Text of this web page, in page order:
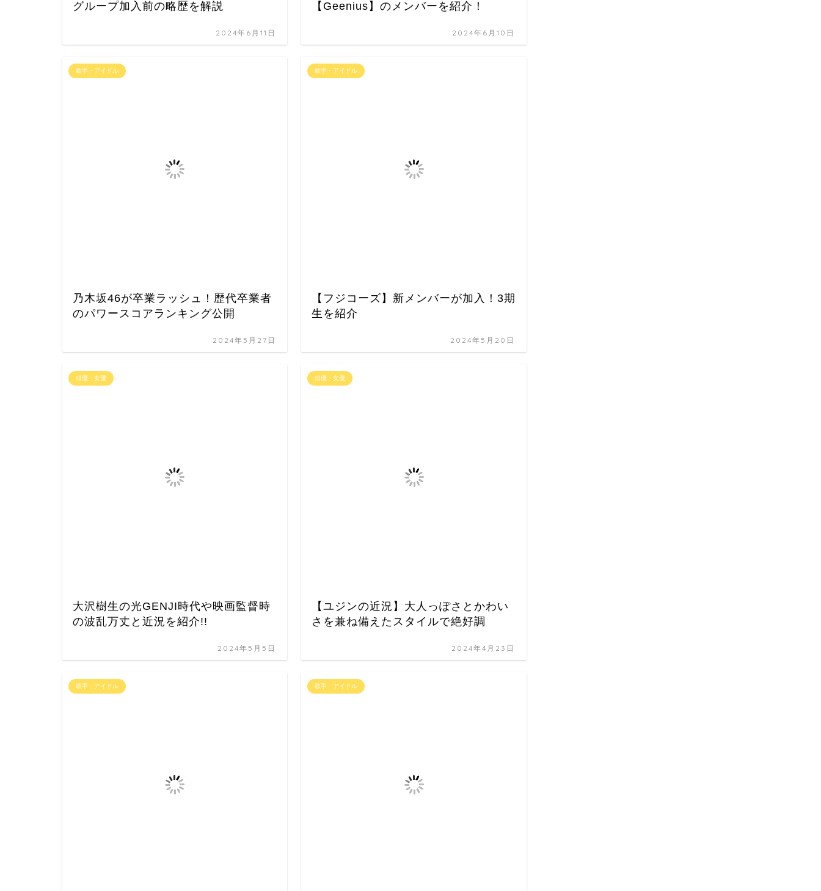
グループ加入前の略歴を解説
2024年6月11日
【Geenius】のメンバーを紹介！
2024年6月10日
歌手・アイドル
乃木坂46が卒業ラッシュ！歴代卒業者
のパワースコアランキング公開
2024年5月27日
歌手・アイドル
【フジコーズ】新メンバーが加入！3期
生を紹介
2024年5月20日
俳優・女優
大沢樹生の光GENJI時代や映画監督時
の波乱万丈と近況を紹介!!
2024年5月5日
俳優・女優
【ユジンの近況】大人っぽさとかわい
さを兼ね備えたスタイルで絶好調
2024年4月23日
歌手・アイドル 歌手・アイドル